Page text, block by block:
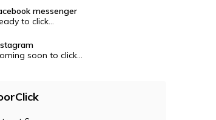
messenger
to click...
soon to click...